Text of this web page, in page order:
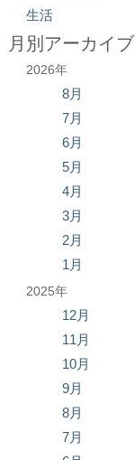
生活
月別アーカイブ
2026年
8月
7月
6月
5月
4月
3月
2月
1月
2025年
12月
11月
10月
9月
8月
7月